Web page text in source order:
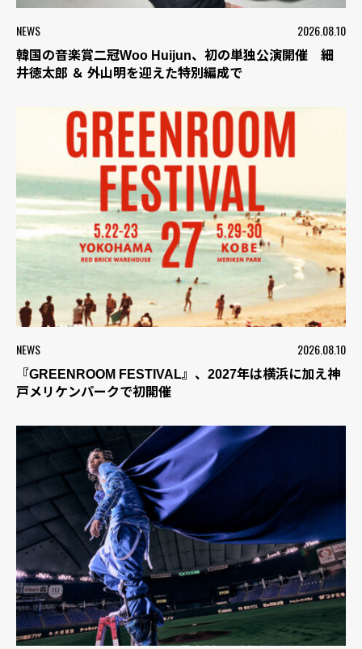
NEWS 2026.08.10
韓国の音楽賞二冠Woo Huijun、初の単独公演開催 細
井徳太郎 ＆ 外山明を迎えた特別編成で
NEWS 2026.08.10
『GREENROOM FESTIVAL』、2027年は横浜に加え神
戸メリケンパークで初開催